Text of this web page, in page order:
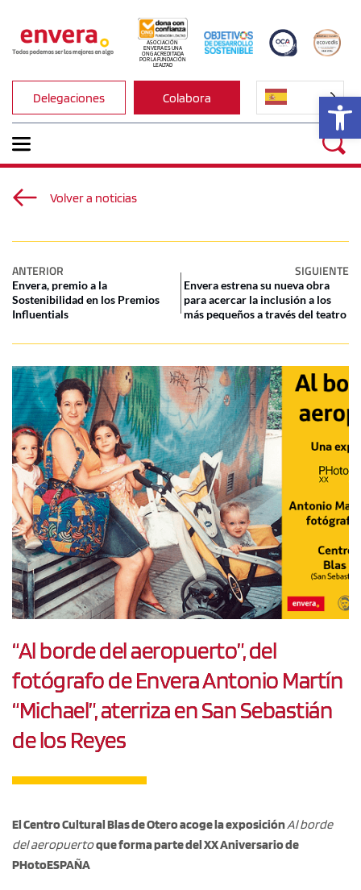
ASOCIACIÓN
ENVERA ES UNA
ONG ACREDITADA
POR LA FUNDACIÓN
LEALTAD
Delegaciones Colabora
Volver a noticias
ANTERIOR SIGUIENTE
Envera, premio a la
Sostenibilidad en los Premios
Influentials
Envera estrena su nueva obra
para acercar la inclusión a los
más pequeños a través del teatro
“Al borde del aeropuerto”, del
fotógrafo de Envera Antonio Martín
“Michael”, aterriza en San Sebastián
de los Reyes
El Centro Cultural Blas de Otero acoge la exposiciónAl borde
del aeropuertoque forma parte del XX Aniversario de
PHotoESPAÑA